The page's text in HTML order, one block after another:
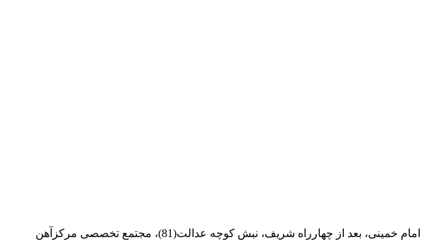
خمینی، بعد از چهارراه شریف، نبش کوچه عدالت(81)، مجتمع تخصصی مرکزآهن